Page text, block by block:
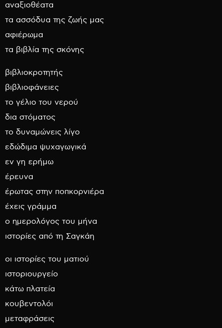
αναξιοθέατα
τα ασσόδυα της ζωής μας
αφιέρωμα
τα βιβλία της σκόνης
βιβλιοκροτητής
βιβλιοφάνειες
το γέλιο του νερού
δια στόματος
το δυναμώνεις λίγο
εδώδιμα ψυχαγωγικά
εν γη ερήμω
έρευνα
έρωτας στην ποπκορνιέρα
έχεις γράμμα
ο ημερολόγος του μήνα
ιστορίες από τη Σαγκάη
οι ιστορίες του ματιού
ιστοριουργείο
κάτω πλατεία
κουβεντολόι
μεταφράσεις